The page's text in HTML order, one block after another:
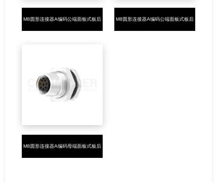
M8圆形连接器A编码公端面板式板后 M8圆形连接器A编码公端面板式板后
M8圆形连接器A编码母端面板式板后